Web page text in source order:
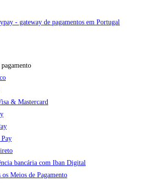
- gateway de pagamentos em Portugal
& Mastercard
Pay
bancária com Iban Digital
os Meios de Pagamento